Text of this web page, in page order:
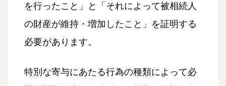
を行ったこと」と「それによって被相続人
の財産が維持・増加したこと」を証明する
必要があります。
特別な寄与にあたる行為の種類によって必